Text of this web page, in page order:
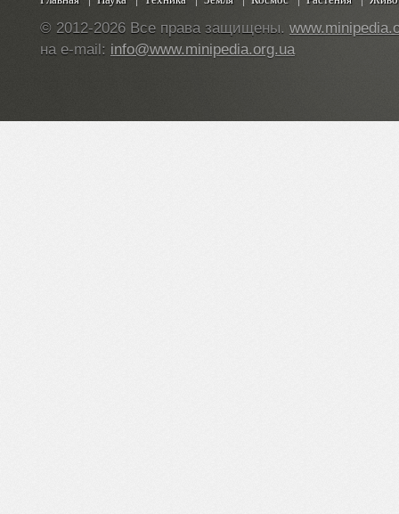
© 2012-2026 Все права защищены.
на e-mail: info@www.minipedia.org.ua